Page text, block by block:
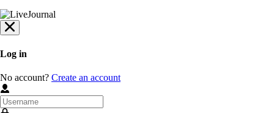
Log in
No account? Create an account